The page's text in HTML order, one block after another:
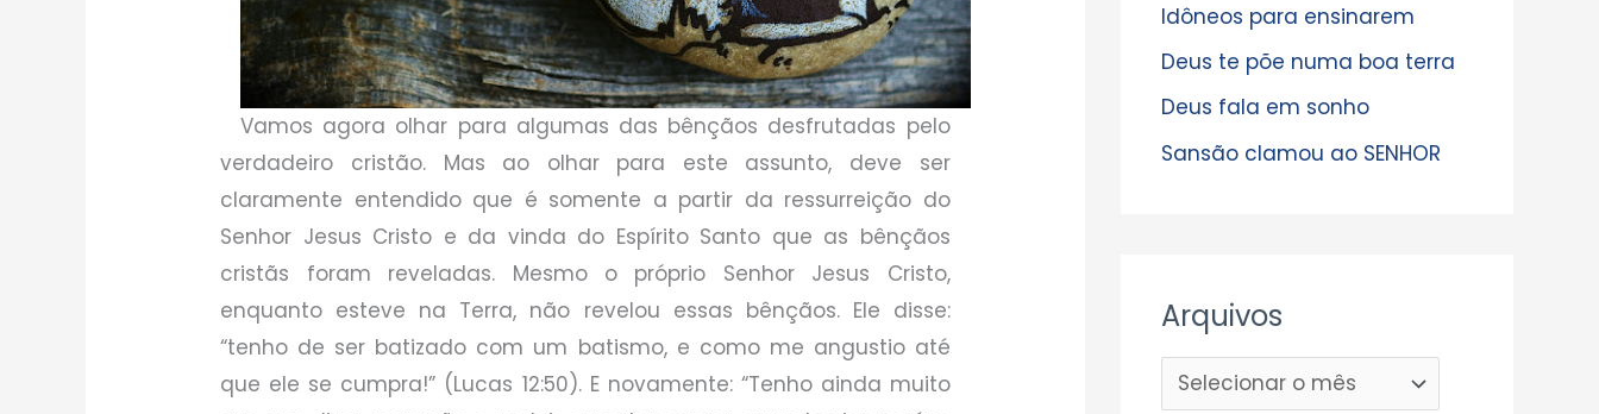
Vamos agora olhar para algumas das bênçãos desfrutadas pelo
verdadeiro cristão. Mas ao olhar para este assunto, deve ser
claramente entendido que é somente a partir da ressurreição do
Senhor Jesus Cristo e da vinda do Espírito Santo que as bênçãos
cristãs foram reveladas. Mesmo o próprio Senhor Jesus Cristo,
enquanto esteve na Terra, não revelou essas bênçãos. Ele disse:
“tenho de ser batizado com um batismo, e como me angustio até
que ele se cumpra!” (Lucas 12:50). E novamente: “Tenho ainda muito
Idôneos para ensinarem
Deus te põe numa boa terra
Deus fala em sonho
Sansão clamou ao SENHOR
Arquivos